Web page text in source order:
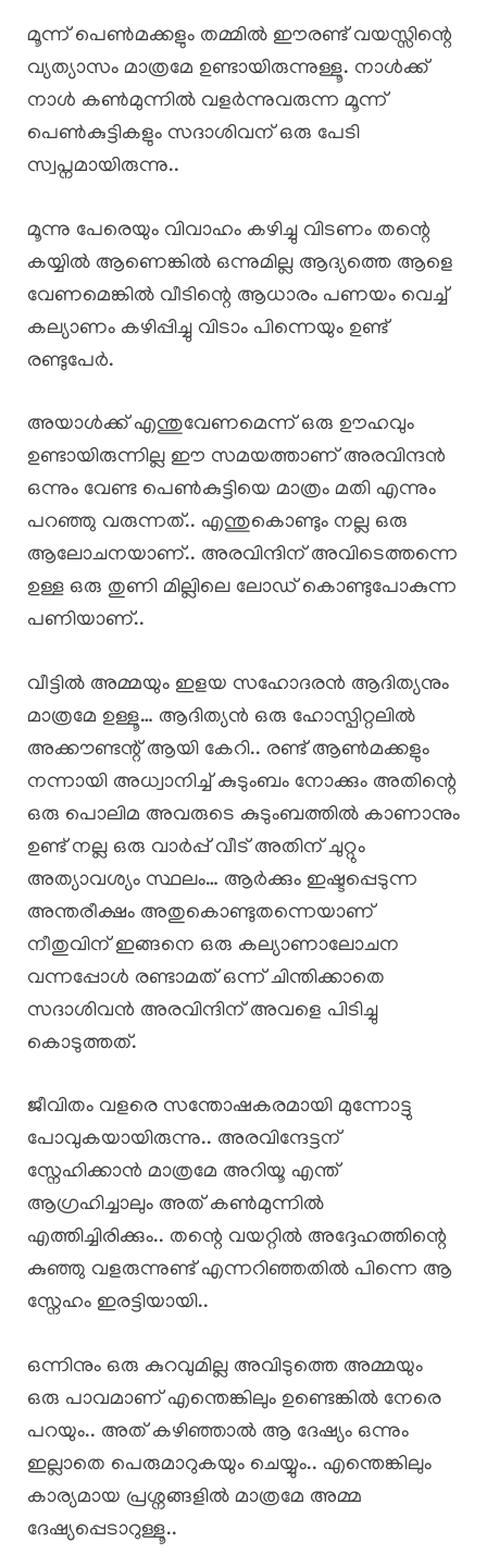
മൂന്ന് പെൺമക്കളും തമ്മിൽ ഈരണ്ട് വയസ്സിന്റെ
വ്യത്യാസം മാത്രമേ ഉണ്ടായിരുന്നുള്ളൂ. നാൾക്ക്
നാൾ കൺമുന്നിൽ വളർന്നുവരുന്ന മൂന്ന്
പെൺകുട്ടികളും സദാശിവന് ഒരു പേടി
സ്വപ്നമായിരുന്നു..
മൂന്നു പേരെയും വിവാഹം കഴിച്ചു വിടണം തന്റെ
കയ്യിൽ ആണെങ്കിൽ ഒന്നുമില്ല ആദ്യത്തെ ആളെ
വേണമെങ്കിൽ വീടിന്റെ ആധാരം പണയം വെച്ച്
കല്യാണം കഴിപ്പിച്ചു വിടാം പിന്നെയും ഉണ്ട്
രണ്ടുപേർ.
അയാൾക്ക് എന്തുവേണമെന്ന് ഒരു ഊഹവും
ഉണ്ടായിരുന്നില്ല ഈ സമയത്താണ് അരവിന്ദൻ
ഒന്നും വേണ്ട പെൺകുട്ടിയെ മാത്രം മതി എന്നും
പറഞ്ഞു വരുന്നത്.. എന്തുകൊണ്ടും നല്ല ഒരു
ആലോചനയാണ്.. അരവിന്ദിന് അവിടെത്തന്നെ
ഉള്ള ഒരു തുണി മില്ലിലെ ലോഡ് കൊണ്ടുപോകുന്ന
പണിയാണ്..
വീട്ടിൽ അമ്മയും ഇളയ സഹോദരൻ ആദിത്യനും
മാത്രമേ ഉള്ളൂ… ആദിത്യൻ ഒരു ഹോസ്പിറ്റലിൽ
അക്കൗണ്ടന്റ് ആയി കേറി.. രണ്ട് ആൺമക്കളും
നന്നായി അധ്വാനിച്ച് കുടുംബം നോക്കും അതിന്റെ
ഒരു പൊലിമ അവരുടെ കുടുംബത്തിൽ കാണാനും
ഉണ്ട് നല്ല ഒരു വാർപ്പ് വീട് അതിന് ചുറ്റും
അത്യാവശ്യം സ്ഥലം… ആർക്കും ഇഷ്ടപ്പെടുന്ന
അന്തരീക്ഷം അതുകൊണ്ടുതന്നെയാണ്
നീതുവിന് ഇങ്ങനെ ഒരു കല്യാണാലോചന
വന്നപ്പോൾ രണ്ടാമത് ഒന്ന് ചിന്തിക്കാതെ
സദാശിവൻ അരവിന്ദിന് അവളെ പിടിച്ചു
കൊടുത്തത്.
ജീവിതം വളരെ സന്തോഷകരമായി മുന്നോട്ടു
പോവുകയായിരുന്നു.. അരവിന്ദേട്ടന്
സ്നേഹിക്കാൻ മാത്രമേ അറിയൂ എന്ത്
ആഗ്രഹിച്ചാലും അത് കൺമുന്നിൽ
എത്തിച്ചിരിക്കും.. തന്റെ വയറ്റിൽ അദ്ദേഹത്തിന്റെ
കുഞ്ഞു വളരുന്നുണ്ട് എന്നറിഞ്ഞതിൽ പിന്നെ ആ
സ്നേഹം ഇരട്ടിയായി..
ഒന്നിനും ഒരു കുറവുമില്ല അവിടുത്തെ അമ്മയും
ഒരു പാവമാണ് എന്തെങ്കിലും ഉണ്ടെങ്കിൽ നേരെ
പറയും.. അത് കഴിഞ്ഞാൽ ആ ദേഷ്യം ഒന്നും
ഇല്ലാതെ പെരുമാറുകയും ചെയ്യും.. എന്തെങ്കിലും
കാര്യമായ പ്രശ്നങ്ങളിൽ മാത്രമേ അമ്മ
ദേഷ്യപ്പെടാറുള്ളൂ..